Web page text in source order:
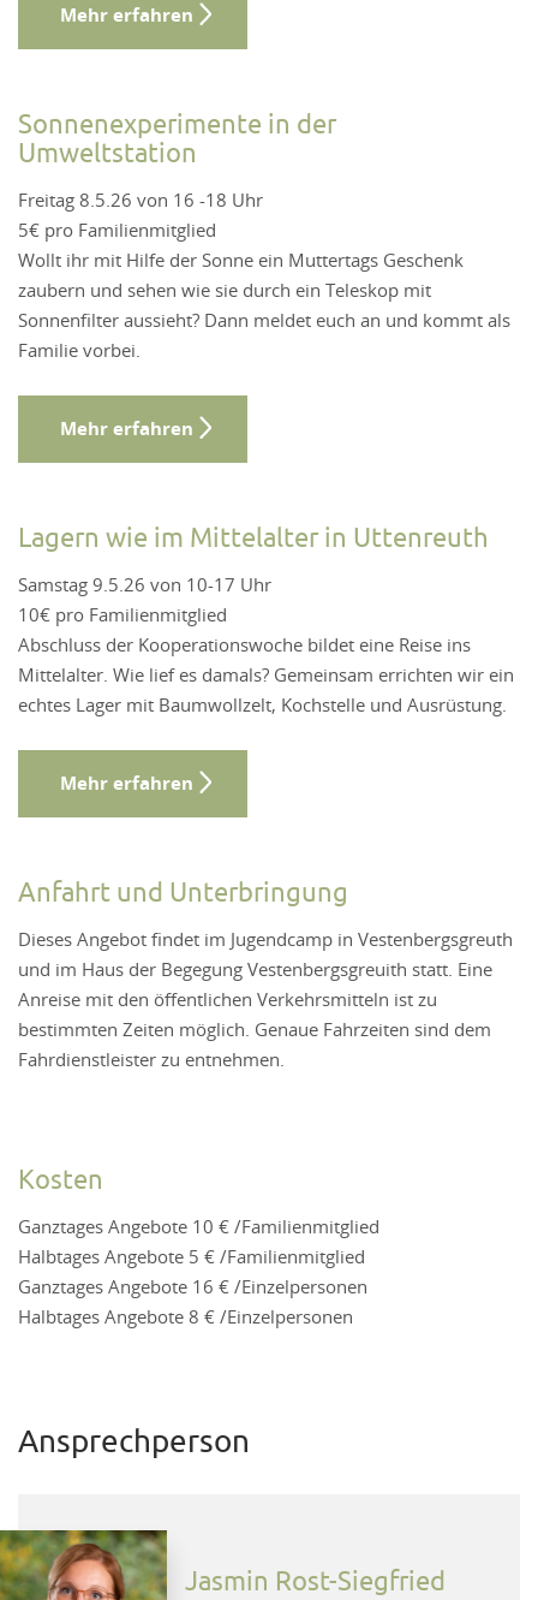
Mehr erfahren
Sonnenexperimente in der
Umweltstation
Freitag 8.5.26 von 16 -18 Uhr
5€ pro Familienmitglied
Wollt ihr mit Hilfe der Sonne ein Muttertags Geschenk
zaubern und sehen wie sie durch ein Teleskop mit
Sonnenfilter aussieht? Dann meldet euch an und kommt als
Familie vorbei.
Mehr erfahren
Lagern wie im Mittelalter in Uttenreuth
Samstag 9.5.26 von 10-17 Uhr
10€ pro Familienmitglied
Abschluss der Kooperationswoche bildet eine Reise ins
Mittelalter. Wie lief es damals? Gemeinsam errichten wir ein
echtes Lager mit Baumwollzelt, Kochstelle und Ausrüstung.
Mehr erfahren
Anfahrt und Unterbringung
Dieses Angebot findet im Jugendcamp in Vestenbergsgreuth
und im Haus der Begegung Vestenbergsgreuith statt. Eine
Anreise mit den öffentlichen Verkehrsmitteln ist zu
bestimmten Zeiten möglich. Genaue Fahrzeiten sind dem
Fahrdienstleister zu entnehmen.
Kosten
Ganztages Angebote 10 € /Familienmitglied
Halbtages Angebote 5 € /Familienmitglied
Ganztages Angebote 16 € /Einzelpersonen
Halbtages Angebote 8 € /Einzelpersonen
Ansprechperson
Jasmin Rost-Siegfried